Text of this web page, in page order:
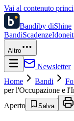
Vai al contenuto
Bandiby diShine
BandiScadenze
Altro
Newsletter
Home
Bandi
per l'Occupazione e
Aperto
Salva